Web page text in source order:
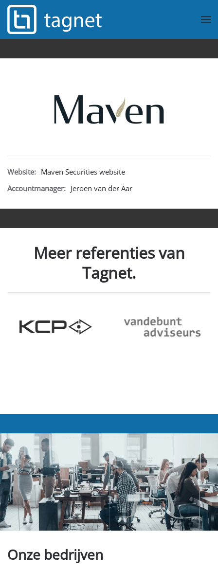
Overslaan en naar de inhoud gaan
Website: Maven Securities website
Accountmanager: Jeroen van der Aar
Meer referenties van
Tagnet.
Onze bedrijven